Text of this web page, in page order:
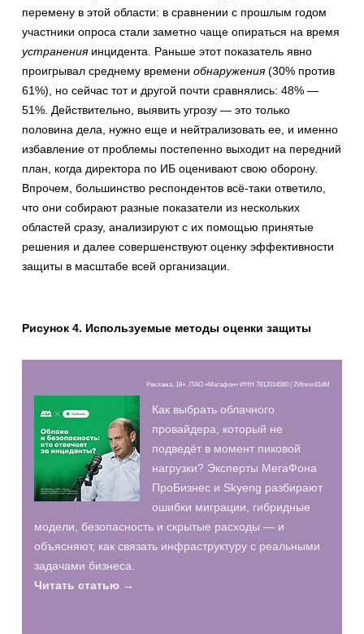
перемену в этой области: в сравнении с прошлым годом
участники опроса стали заметно чаще опираться на время
устраненияинцидента. Раньше этот показатель явно
проигрывал среднему времени обнаружения(30% против
61%), но сейчас тот и другой почти сравнялись: 48% —
51%. Действительно, выявить угрозу — это только
половина дела, нужно еще и нейтрализовать ее, и именно
избавление от проблемы постепенно выходит на передний
план, когда директора по ИБ оценивают свою оборону.
Впрочем, большинство респондентов всё-таки ответило,
что они собирают разные показатели из нескольких
областей сразу, анализируют с их помощью принятые
решения и далее совершенствуют оценку эффективности
защиты в масштабе всей организации.
Рисунок 4. Используемые методы оценки защиты
Реклама, 18+. ПАО «Мегафон» ИНН 7812014560 | 2Vfnxxr81dM
Как выбрать облачного
провайдера, который не
подведёт в момент пиковой
нагрузки? Эксперты МегаФона
ПроБизнес и Skyeng разбирают
ошибки миграции, гибридные
модели, безопасность и скрытые расходы — и
объясняют, как связать инфраструктуру с реальными
задачами бизнеса.
Читать статью →